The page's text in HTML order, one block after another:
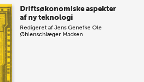
Driftsøkonomiske aspekter
af ny teknologi
Redigeret afJens Genefke Ole
Øhlenschlæger Madsen